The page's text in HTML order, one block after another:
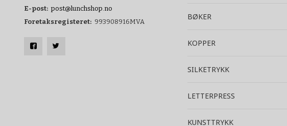
E-post: post@lunchshop.no
Foretaksregisteret: 993908916MVA
BØKER
KOPPER
SILKETRYKK
LETTERPRESS
KUNSTTRYKK